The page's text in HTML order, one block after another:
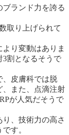
ブランド力を誇る
取り上げられて
り変動はありま
3割となるそうで
、皮膚科では脱
、また、点滴注射
が人気だそうで
、技術力の高さ
す。